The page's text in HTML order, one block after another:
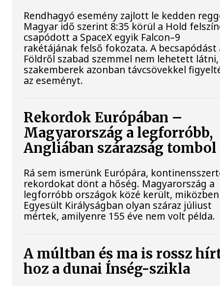
Rendhagyó esemény zajlott le kedden
Magyar idő szerint 8:35 körül a Hold
csapódott a SpaceX egyik Falcon–9
rakétájának felső fokozata. A becsapódást
Földről szabad szemmel nem lehetett
szakemberek azonban távcsövekkel
az eseményt.
Rekordok Európában –
Magyarország a legforróbb,
Angliában szárazság tombol
Rá sem ismerünk Európára,
rekordokat dönt a hőség. Magyarország a
legforróbb országok közé került,
Egyesült Királyságban olyan száraz júliust
mértek, amilyenre 155 éve nem volt példa.
A múltban és ma is rossz
hoz a dunai Ínség-szikla